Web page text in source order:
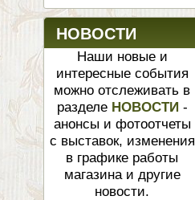
НОВОСТИ
Наши новые и
интересные события
можно отслеживать в
разделе НОВОСТИ -
анонсы и фотоотчеты
с выставок, изменения
в графике работы
магазина и другие
новости.